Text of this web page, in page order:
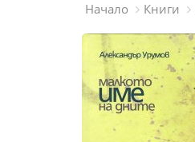
Начало Книги